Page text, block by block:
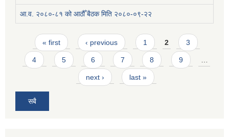
आ.व. २०८०-८१ को आठौँ बैठक मिति २०८०-०९-२२
Pages
« first ‹ previous 1 2 3
4 5 6 7 8 9
next › last »
सबै